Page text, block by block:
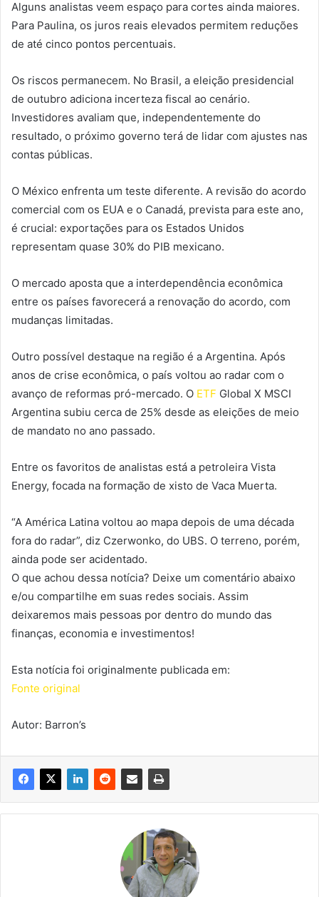
Alguns analistas veem espaço para cortes ainda maiores.
Para Paulina, os juros reais elevados permitem reduções
de até cinco pontos percentuais.
Os riscos permanecem. No Brasil, a eleição presidencial
de outubro adiciona incerteza fiscal ao cenário.
Investidores avaliam que, independentemente do
resultado, o próximo governo terá de lidar com ajustes nas
contas públicas.
O México enfrenta um teste diferente. A revisão do acordo
comercial com os EUA e o Canadá, prevista para este ano,
é crucial: exportações para os Estados Unidos
representam quase 30% do PIB mexicano.
O mercado aposta que a interdependência econômica
entre os países favorecerá a renovação do acordo, com
mudanças limitadas.
Outro possível destaque na região é a Argentina. Após
anos de crise econômica, o país voltou ao radar com o
avanço de reformas pró-mercado. O ETF Global X MSCI
Argentina subiu cerca de 25% desde as eleições de meio
de mandato no ano passado.
Entre os favoritos de analistas está a petroleira Vista
Energy, focada na formação de xisto de Vaca Muerta.
“A América Latina voltou ao mapa depois de uma década
fora do radar”, diz Czerwonko, do UBS. O terreno, porém,
ainda pode ser acidentado.
O que achou dessa notícia? Deixe um comentário abaixo
e/ou compartilhe em suas redes sociais. Assim
deixaremos mais pessoas por dentro do mundo das
finanças, economia e investimentos!
Esta notícia foi originalmente publicada em:
Fonte original
Autor: Barron’s